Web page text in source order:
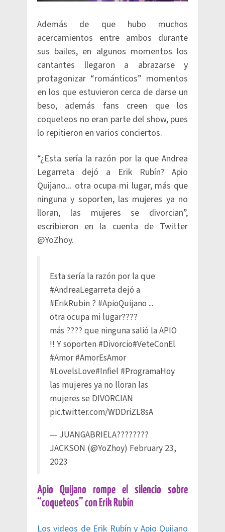
Además de que hubo muchos
acercamientos entre ambos durante
sus bailes, en algunos momentos los
cantantes llegaron a abrazarse y
protagonizar “románticos” momentos
en los que estuvieron cerca de darse un
beso, además fans creen que los
coqueteos no eran parte del show, pues
lo repitieron en varios conciertos.
“¿Esta sería la razón por la que Andrea
Legarreta dejó a Erik Rubín? Apio
Quijano... otra ocupa mi lugar, más que
ninguna y soporten, las mujeres ya no
lloran, las mujeres se divorcian”,
escribieron en la cuenta de Twitter
@YoZhoy.
Esta sería la razón por la que
#AndreaLegarretadejó a
#ErikRubin ? #ApioQuijano ...
otra ocupa mi lugar????
más ???? que ninguna salió la APIO
!! Y soporten #Divorcio#VeteConEl
#Amor #AmorEsAmor
#LovelsLove#Infiel #ProgramaHoy
las mujeres ya no lloran las
mujeres se DIVORCIAN
pic.twitter.com/WDDriZL8sA
— JUANGABRIELA????????
JACKSON (@YoZhoy) February 23,
2023
Apio Quijano rompe el silencio sobre
“coqueteos” con Erik Rubín
Los videos de Erik Rubín y Apio Quijano